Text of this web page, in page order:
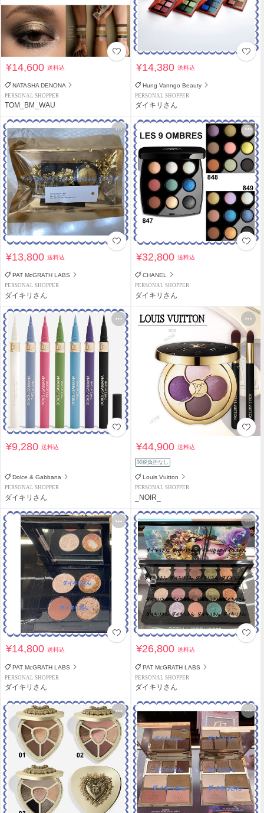
¥14,600送料込
NATASHA DENONA
PERSONAL SHOPPER
TOM_BM_WAU
¥14,380送料込
Hung Vanngo Beauty
PERSONAL SHOPPER
ダイキリさん
¥13,800送料込
PAT McGRATH LABS
PERSONAL SHOPPER
ダイキリさん
¥32,800送料込
CHANEL
PERSONAL SHOPPER
ダイキリさん
¥9,280送料込
Dolce & Gabbana
PERSONAL SHOPPER
ダイキリさん
¥44,900送料込
関税負担なし
Louis Vuitton
PERSONAL SHOPPER
_NOIR_
¥14,800送料込
PAT McGRATH LABS
PERSONAL SHOPPER
ダイキリさん
¥26,800送料込
PAT McGRATH LABS
PERSONAL SHOPPER
ダイキリさん